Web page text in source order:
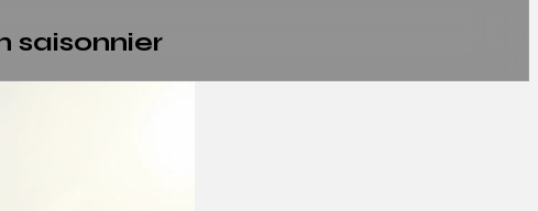
saisonnier